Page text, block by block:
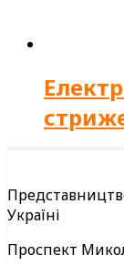
Україні
Проспект